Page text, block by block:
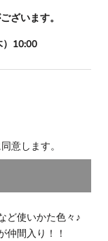
ざいます。
10:00
意します。
ど使いかた色々♪
仲間入り！！